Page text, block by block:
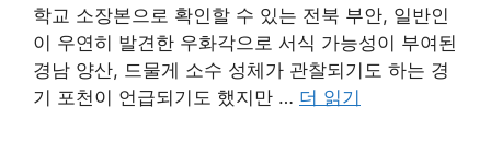
학교 소장본으로 확인할 수 있는 전북 부안, 일반인
이 우연히 발견한 우화각으로 서식 가능성이 부여된
경남 양산, 드물게 소수 성체가 관찰되기도 하는 경
기 포천이 언급되기도 했지만 … 더 읽기